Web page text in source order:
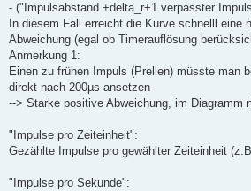
- ("Impulsabstand +delta_r+1 verpasster
In diesem Fall erreicht die Kurve schnelll eine
Abweichung (egal ob Timerauflösung
Anmerkung 1:
Einen zu frühen Impuls (Prellen) müsste man
direkt nach 200µs ansetzen
--> Starke positive Abweichung, im Diagramm
"Impulse pro Zeiteinheit":
Gezählte Impulse pro gewählter Zeiteinheit
"Impulse pro Sekunde":